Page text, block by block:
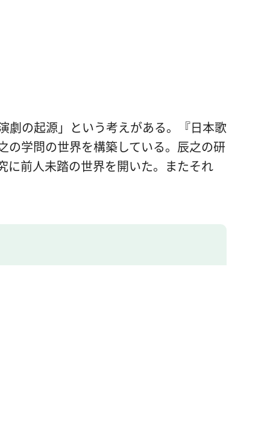
劇の起源」という考えがある。『日本歌
の学問の世界を構築している。辰之の研
に前人未踏の世界を開いた。またそれ